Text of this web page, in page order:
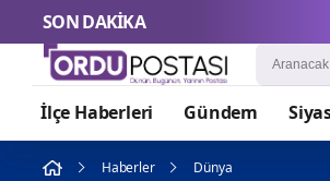
SON DAKİKA
İlçe Haberleri Gündem
Haberler Dünya